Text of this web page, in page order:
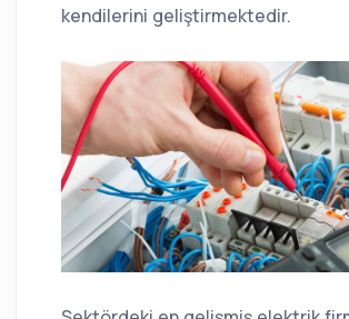
kendilerini geliştirmektedir.